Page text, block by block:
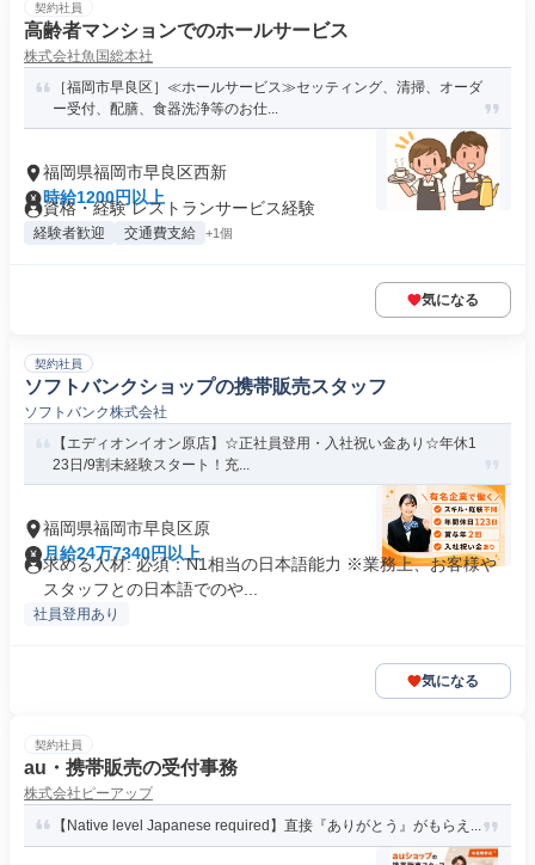
契約社員
高齢者マンションでのホールサービス
株式会社魚国総本社
［福岡市早良区］≪ホールサービス≫セッティング、清掃、オーダ
ー受付、配膳、食器洗浄等のお仕...
福岡県福岡市早良区西新
時給1200円以上
資格・経験 レストランサービス経験
経験者歓迎 交通費支給 +1個
気になる
契約社員
ソフトバンクショップの携帯販売スタッフ
ソフトバンク株式会社
【エディオンイオン原店】☆正社員登用・入社祝い金あり☆年休1
23日/9割未経験スタート！充...
福岡県福岡市早良区原
月給24万7340円以上
求める人材: 必須：N1相当の日本語能力 ※業務上、お客様や
スタッフとの日本語でのや...
社員登用あり
気になる
契約社員
au・携帯販売の受付事務
株式会社ピーアップ
【Native level Japanese required】直接『ありがとう』がもらえ...